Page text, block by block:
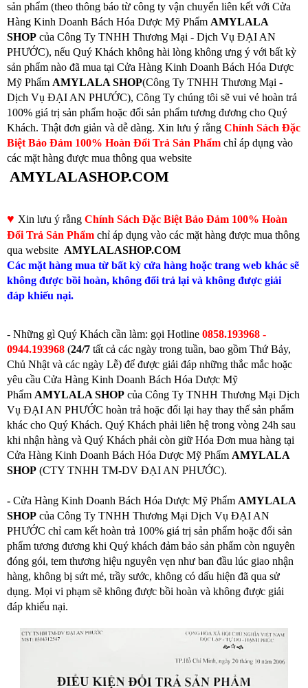
sản phẩm (theo thông báo từ công ty vận chuyển liên kết với Cửa
Hàng Kinh Doanh Bách Hóa Dược Mỹ Phẩm AMYLALA
SHOP của Công Ty TNHH Thương Mại - Dịch Vụ ĐẠI AN
PHƯỚC), nếu Quý Khách không hài lòng không ưng ý với bất kỳ
sản phẩm nào đã mua tại Cửa Hàng Kinh Doanh Bách Hóa Dược
Mỹ Phẩm AMYLALA SHOP(Công Ty TNHH Thương Mại -
Dịch Vụ ĐẠI AN PHƯỚC), Công Ty chúng tôi sẽ vui vẻ hoàn trả
100% giá trị sản phẩm hoặc đổi sản phẩm tương đương cho Quý
Khách. Thật đơn giản và dễ dàng. Xin lưu ý rằng Chính Sách Đặc
Biệt Bảo Đảm 100% Hoàn Đổi Trả Sản Phẩm chỉ áp dụng vào
các mặt hàng được mua thông qua website
AMYLALASHOP.COM
♥ Xin lưu ý rằng Chính Sách Đặc Biệt Bảo Đảm 100% Hoàn
Đổi Trả Sản Phẩm chỉ áp dụng vào các mặt hàng được mua thông
qua website AMYLALASHOP.COM
Các mặt hàng mua từ bất kỳ cửa hàng hoặc trang web khác sẽ
không được bồi hoàn, không đổi trả lại và không được giải
đáp khiếu nại.
- Những gì Quý Khách cần làm: gọi Hotline 0858.193968 -
0944.193968 (24/7 tất cả các ngày trong tuần, bao gồm Thứ Bảy,
Chủ Nhật và các ngày Lễ) để được giải đáp những thắc mắc hoặc
yêu cầu Cửa Hàng Kinh Doanh Bách Hóa Dược Mỹ
Phẩm AMYLALA SHOP của Công Ty TNHH Thương Mại Dịch
Vụ ĐẠI AN PHƯỚC hoàn trả hoặc đổi lại hay thay thế sản phẩm
khác cho Quý Khách. Quý Khách phải liên hệ trong vòng 24h sau
khi nhận hàng và Quý Khách phải còn giữ Hóa Đơn mua hàng tại
Cửa Hàng Kinh Doanh Bách Hóa Dược Mỹ Phẩm AMYLALA
SHOP (CTY TNHH TM-DV ĐẠI AN PHƯỚC).
- Cửa Hàng Kinh Doanh Bách Hóa Dược Mỹ Phẩm AMYLALA
SHOP của Công Ty TNHH Thương Mại Dịch Vụ ĐẠI AN
PHƯỚC chỉ cam kết hoàn trả 100% giá trị sản phẩm hoặc đổi sản
phẩm tương đương khi Quý khách đảm bảo sản phẩm còn nguyên
đóng gói, tem thương hiệu nguyên vẹn như ban đầu lúc giao nhận
hàng, không bị sứt mẻ, trầy sước, không có dấu hiện đã qua sử
dụng. Mọi vi phạm sẽ không được bồi hoàn và không được giải
đáp khiếu nại.